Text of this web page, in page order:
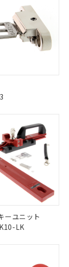
ーユニット
LK
ので
には、
もある
り、閲
よび標
はお客
当のオ
売員に
販売拠
をご確認
当社の
たは開
I-Web
で、有
として
、 カド
ーテル類
ル酸ブチ
ジブチル
チル
に対する
超える意
、予定
の
RoHSの
カドミウ
化ビフェ
ルエーテ
タル酸ジ
ベンジ
有害物
を輸出
、日本
引許
は、完
されな
サイ
その他
に一切
を当
社は、
者が違
は、取
あり
つ
、ま
制御
ご確